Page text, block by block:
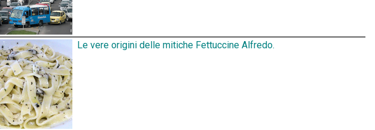
Le vere origini delle mitiche Fettuccine Alfredo.